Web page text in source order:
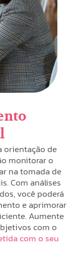
orientação de
monitorar o
na tomada de
Com análises
você poderá
e aprimorar
Aumente
com o
com o seu